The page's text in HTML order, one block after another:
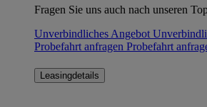
Fragen Sie uns auch nach unseren
Unverbindliches Angebot
Probefahrt anfragen Probefahrt
Leasingdetails